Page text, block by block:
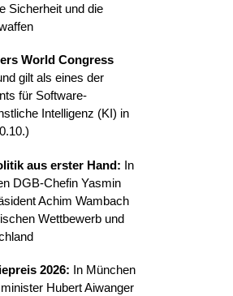
Sicherheit und die
World Congress
gilt als eines der
für Software-
Intelligenz (KI) in
aus erster Hand: In
DGB-Chefin Yasmin
Achim Wambach
Wettbewerb und
2026: In München
Hubert Aiwanger